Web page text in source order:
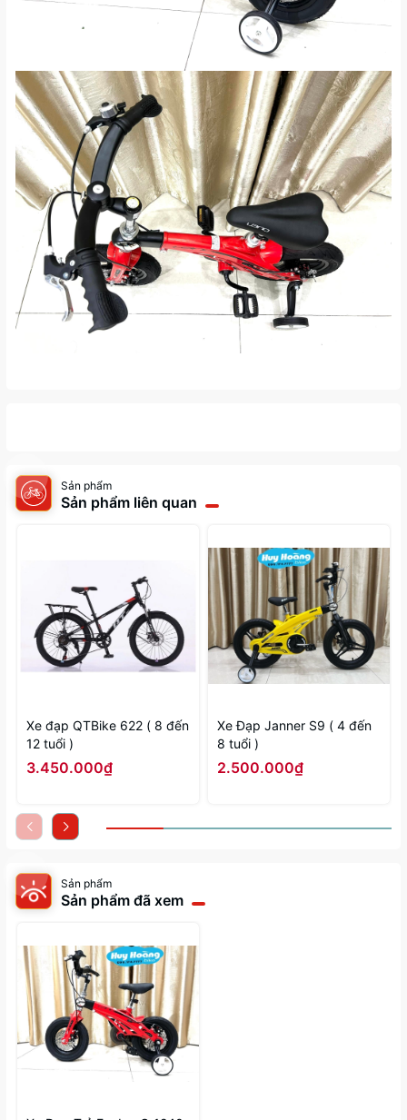
Sản phẩm
Sản phẩm liên quan
Xe đạp QTBike 622 ( 8 đến
12 tuổi )
3.450.000₫
Xe Đạp Janner S9 ( 4 đến
8 tuổi )
2.500.000₫
Sản phẩm
Sản phẩm đã xem